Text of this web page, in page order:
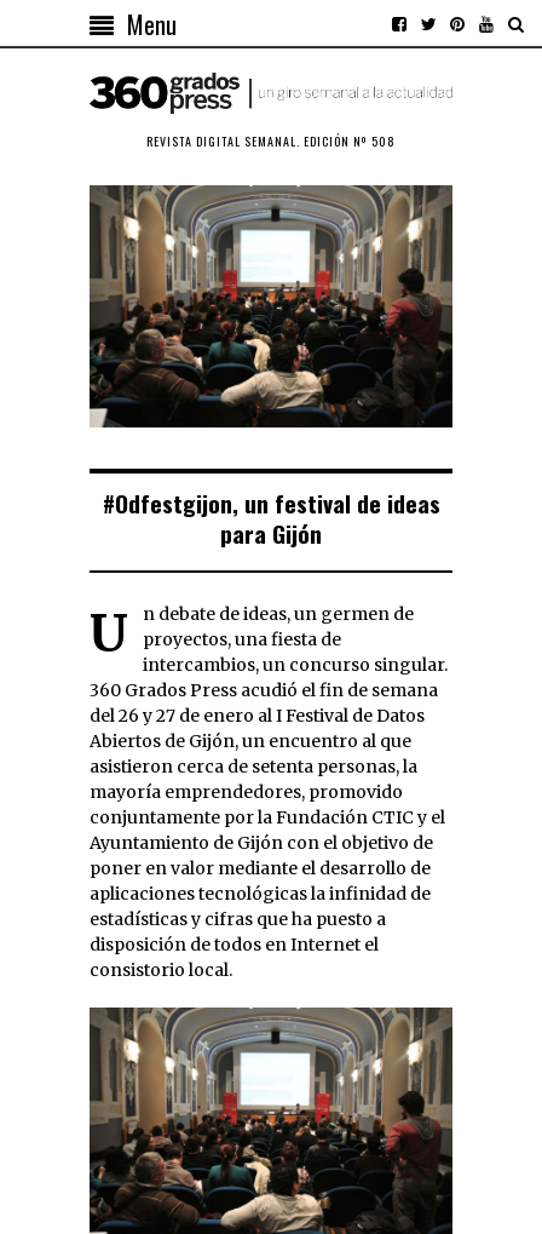
Menu
REVISTA DIGITAL SEMANAL. EDICIÓN Nº 508
#Odfestgijon, un festival de ideas
para Gijón
Un debate de ideas, un germen de
proyectos, una fiesta de
intercambios, un concurso singular.
360 Grados Press acudió el fin de semana
del 26 y 27 de enero al I Festival de Datos
Abiertos de Gijón, un encuentro al que
asistieron cerca de setenta personas, la
mayoría emprendedores, promovido
conjuntamente por la Fundación CTIC y el
Ayuntamiento de Gijón con el objetivo de
poner en valor mediante el desarrollo de
aplicaciones tecnológicas la infinidad de
estadísticas y cifras que ha puesto a
disposición de todos en Internet el
consistorio local.